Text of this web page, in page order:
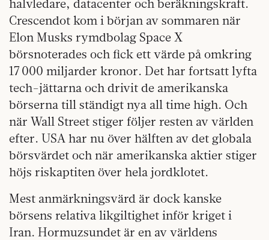
halvledare, datacenter och beräkningskraft.
Crescendot kom i början av sommaren när
Elon Musks rymdbolag Space X
börsnoterades och fick ett värde på omkring
17 000 miljarder kronor. Det har fortsatt lyfta
tech-jättarna och drivit de amerikanska
börserna till ständigt nya all time high. Och
när Wall Street stiger följer resten av världen
efter. USA har nu över hälften av det globala
börsvärdet och när amerikanska aktier stiger
höjs riskaptiten över hela jordklotet.
Mest anmärkningsvärd är dock kanske
börsens relativa likgiltighet inför kriget i
Iran. Hormuzsundet är en av världens